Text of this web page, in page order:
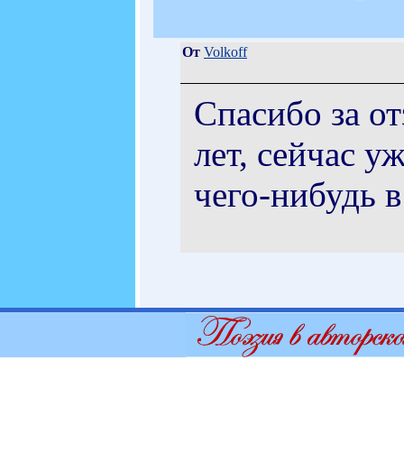
От Volkoff
Спасибо за
лет, сейчас
чего-нибудь